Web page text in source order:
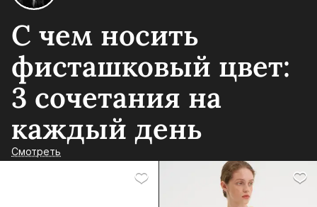
С чем носить
фисташковый цвет:
3 сочетания на
каждый день
Смотреть